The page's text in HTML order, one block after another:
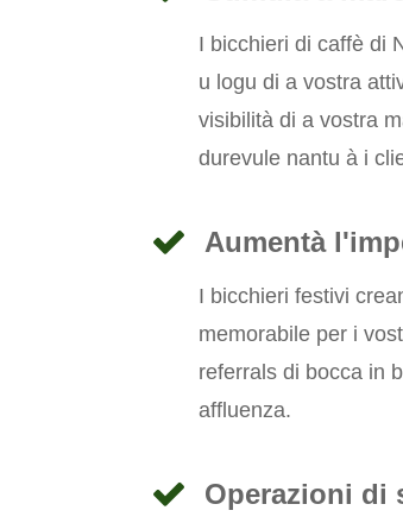
I bicchieri di caffè di
u logu di a vostra
visibilità di a vostra
durevule nantu à i
Aumentà
I bicchieri festivi
memorabile per i
referrals di bocca in
affluenza.
Operazioni di